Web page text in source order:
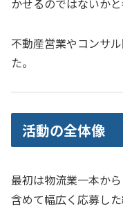
不動産営業やコンサ
た。
活動の全体像
最初は物流業一本か
含めて幅広く応募した